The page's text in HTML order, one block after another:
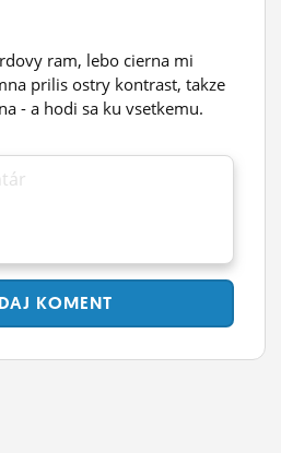
ram, lebo cierna mi
prilis ostry kontrast, takze
- a hodi sa ku vsetkemu.
KOMENT